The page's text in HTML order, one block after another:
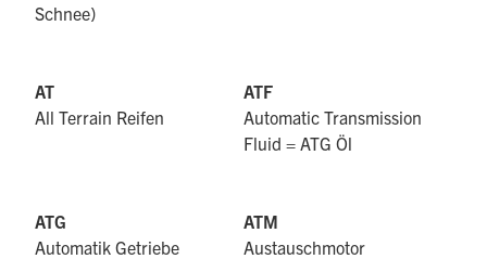
Schnee)
AT
All Terrain Reifen
ATF
Automatic Transmission
Fluid = ATG Öl
ATG
Automatik Getriebe
ATM
Austauschmotor